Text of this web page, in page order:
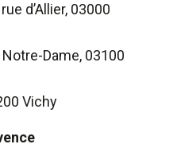
rue d’Allier, 03000
Notre-Dame, 03100
Vichy